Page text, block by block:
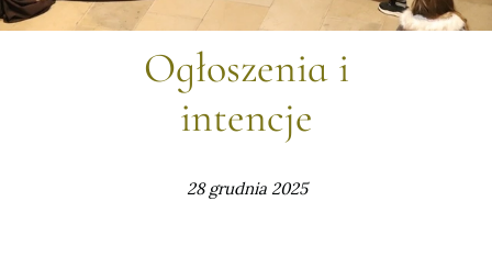
28 grudnia 2025
Ogłoszenia i
intencje